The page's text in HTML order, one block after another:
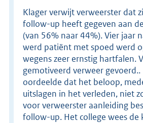
Klager verwijt verweerster dat
follow-up heeft gegeven aan
(van 56% naar 44%). Vier jaar
werd patiënt met spoed werd
wegens zeer ernstig hartfalen.
gemotiveerd verweer gevoerd..
oordeelde dat het beloop,
uitslagen in het verleden, niet
voor verweerster aanleiding
follow-up. Het college wees de